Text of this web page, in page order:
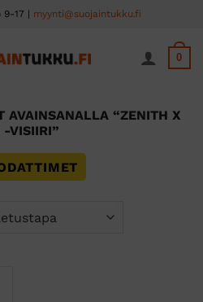
17 | myynti@suojaintukku.fi
0
AVAINSANALLA “ZENITH X
-VISIIRI”